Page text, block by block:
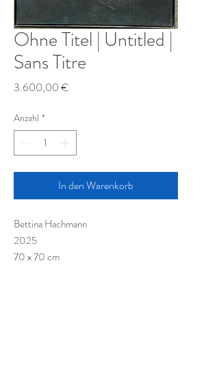
Ohne Titel | Untitled |
Sans Titre
3.600,00 €
Anzahl *
In den Warenkorb
Bettina Hachmann
2025
70 x 70 cm